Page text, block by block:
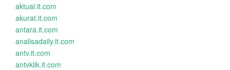
aktual.it.com
akurat.it.com
antara.it.com
analisadaily.it.com
antv.it.com
antvklik.it.com